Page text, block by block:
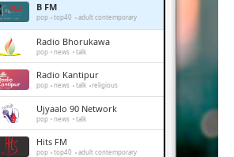
B FM
pop top40 adult contemporary
Radio Bhorukawa
pop news talk
Radio Kantipur
pop news talk religious
Ujyaalo 90 Network
pop news talk
Hits FM
pop top40 adult contemporary